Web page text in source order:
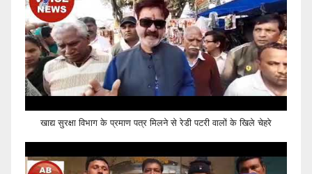
खाद्य सुरक्षा विभाग के प्रमाण पत्र मिलने से रेडी पटरी वालों के खिले चेहरे